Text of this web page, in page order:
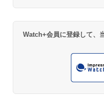
Watch+会員に登録して、